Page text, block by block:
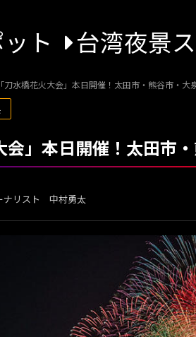
ト 台湾夜景
刀水橋花火大会」本日開催！太田市・熊谷市・大
会」本日開催！太田市
ナリスト 中村勇太